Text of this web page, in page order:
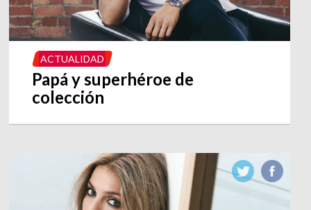
ACTUALIDAD
Papá y superhéroe de
colección